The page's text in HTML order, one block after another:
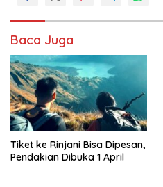
Baca Juga
Tiket ke Rinjani Bisa Dipesan,
Pendakian Dibuka 1 April